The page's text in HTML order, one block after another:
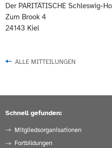
Der PARITÄTISCHE Schleswig-
Zum Brook 4
24143 Kiel
ALLE MITTEILUNGEN
Schnell gefunden:
Mitgliedsorganisationen
Fortbildungen